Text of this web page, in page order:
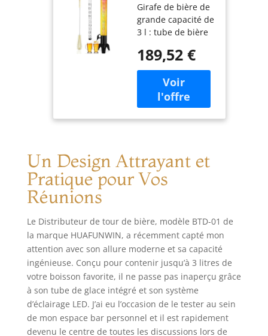
Tower avec
tube de glace
et lumière LED,
distributeur de
boisson de
table, 3,2 l
pour bière,
margarita,
liqueur,
boissons
Girafe de bière de
grande capacité de
3 l : tube de bière
bouteilles de bière
de 340 g, il est
facile d'accueillir
tout le monde à
table sans avoir à
remplir la tour
bière de table pour
les fêtes rend
l'atmosphère de
partager de la
bière et des
boissons avec vos
amis et votre
famille. Tube à
glace amovible : le
tube à glace
amovible
transparent est le
meilleur
189,52 €
Un Design Attrayant et
Pratique pour Vos
Réunions
Le Distributeur de tour de bière, modèle BTD-01 de
la marque HUAFUNWIN, a récemment capté mon
attention avec son allure moderne et sa capacité
ingénieuse. Conçu pour contenir jusqu’à 3 litres de
votre boisson favorite, il ne passe pas inaperçu grâce
à son tube de glace intégré et son système
d’éclairage LED. J’ai eu l’occasion de le tester au sein
de mon espace bar personnel et il est rapidement
devenu le centre de toutes les discussions lors de